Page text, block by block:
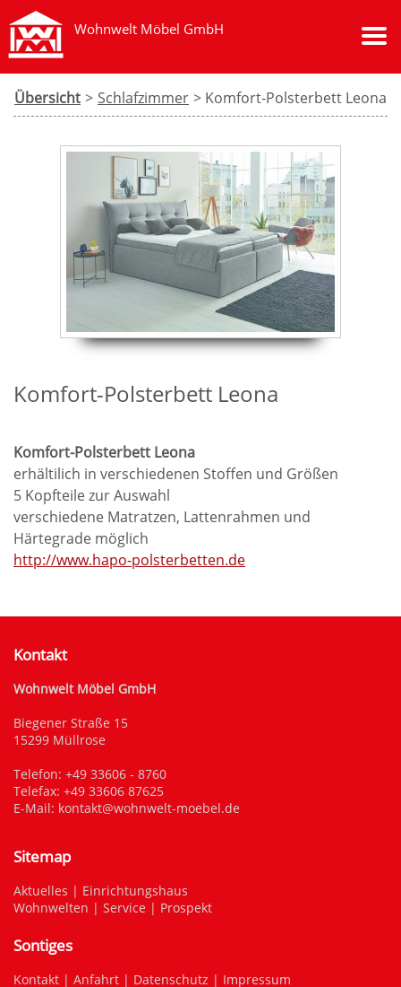
Wohnwelt Möbel GmbH
Übersicht > Schlafzimmer > Komfort-Polsterbett Leona
Komfort-Polsterbett Leona
Komfort-Polsterbett Leona
erhältilich in verschiedenen Stoffen und Größen
5 Kopfteile zur Auswahl
verschiedene Matratzen, Lattenrahmen und
Härtegrade möglich
http://www.hapo-polsterbetten.de
Kontakt
Wohnwelt Möbel GmbH
Biegener Straße 15
15299 Müllrose
Telefon: +49 33606 - 8760
Telefax: +49 33606 87625
E-Mail: kontakt@wohnwelt-moebel.de
Sitemap
Aktuelles | Einrichtungshaus
Wohnwelten | Service | Prospekt
Sontiges
Kontakt | Anfahrt | Datenschutz | Impressum